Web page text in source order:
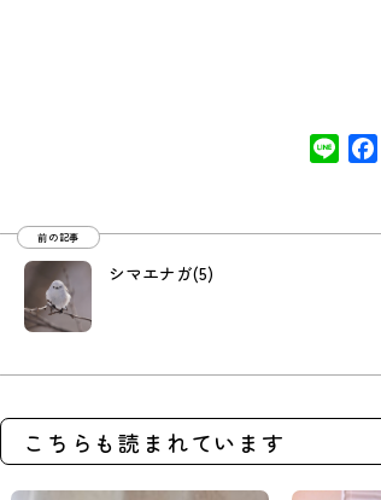
Line
前の記事
シマエナガ(5)
こちらも読まれています